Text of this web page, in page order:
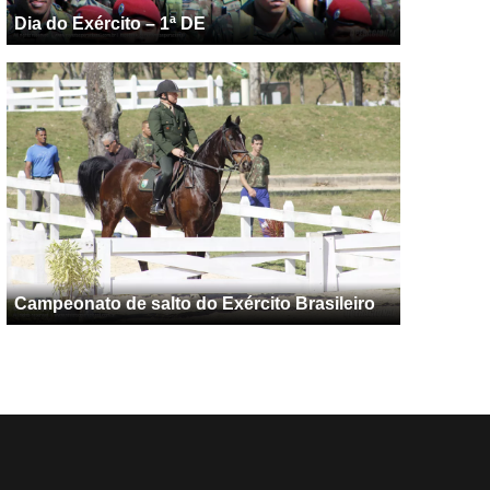
Dia do Exército – 1ª DE
Campeonato de salto do Exército Brasileiro